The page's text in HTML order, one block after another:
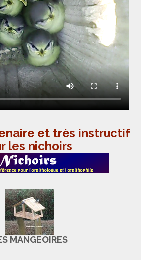
et très instructif
les nichoirs
MANGEOIRES